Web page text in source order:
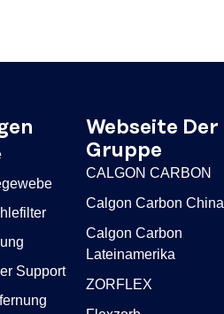
Support
Webseite Der
Gruppe
CALGON CARBON
Calgon Carbon China
Calgon Carbon
Lateinamerika
ZORFLEX